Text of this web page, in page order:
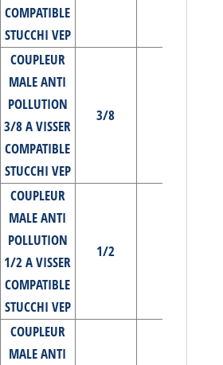
COMPATIBLE
STUCCHI VEP
COUPLEUR
MALE ANTI
POLLUTION
3/8 A VISSER
COMPATIBLE
STUCCHI VEP
3/8
COUPLEUR
MALE ANTI
POLLUTION
1/2 A VISSER
COMPATIBLE
STUCCHI VEP
1/2
COUPLEUR
MALE ANTI